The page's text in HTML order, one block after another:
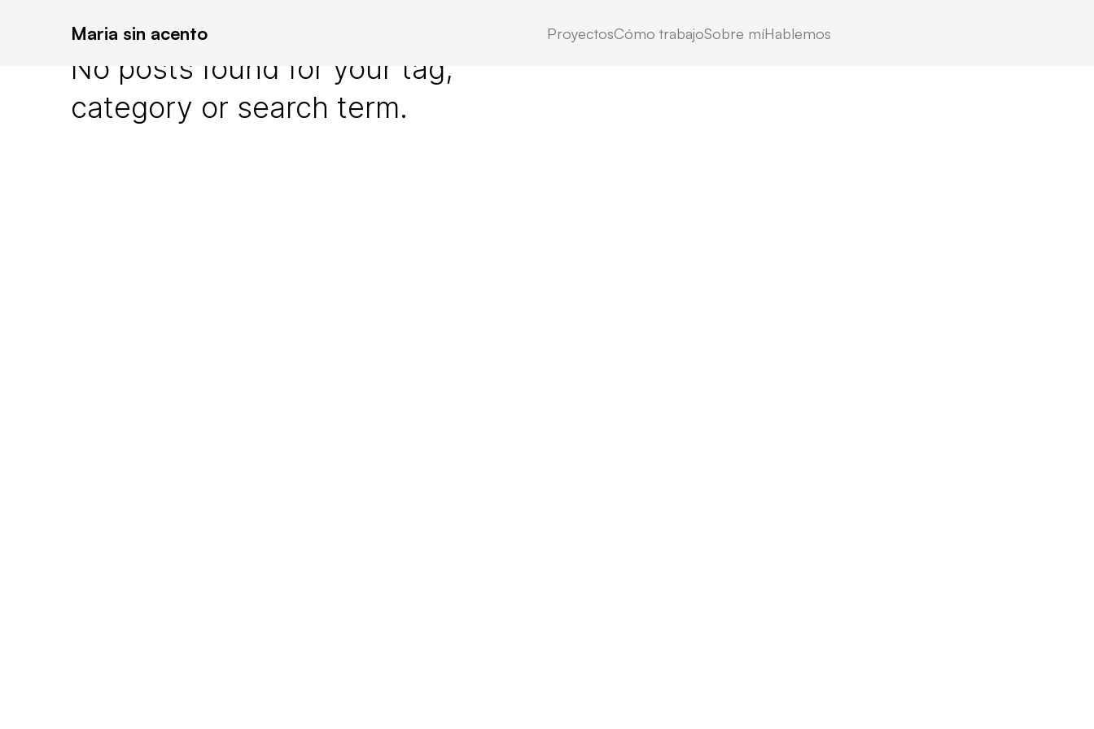
Maria sin acento ProyectosCómo trabajoSobre míHablemos
No posts found for your tag,
category or search term.